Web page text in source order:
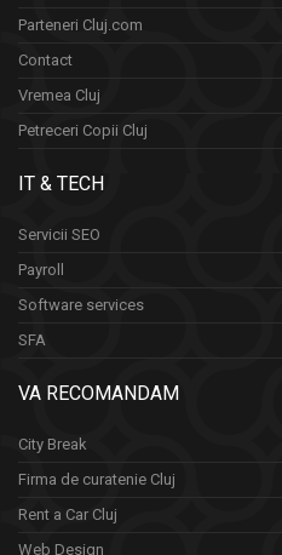
Parteneri Cluj.com
Contact
Vremea Cluj
Petreceri Copii Cluj
IT & TECH
Servicii SEO
Payroll
Software services
SFA
VA RECOMANDAM
City Break
Firma de curatenie Cluj
Rent a Car Cluj
Web Design